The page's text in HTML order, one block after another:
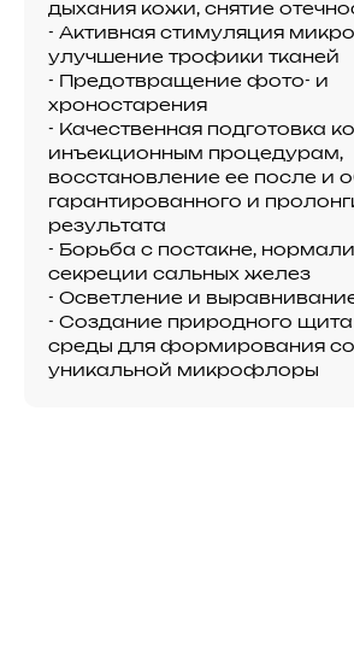
дыхания кожи, снятие
- Активная стимуляция
улучшение трофики тканей
- Предотвращение фото- и
хроностарения
- Качественная подготовка
инъекционным процедурам,
восстановление ее после и
гарантированного и
результата
- Борьба с постакне,
секреции сальных желез
- Осветление и
- Создание природного
среды для формирования
уникальной микрофлоры